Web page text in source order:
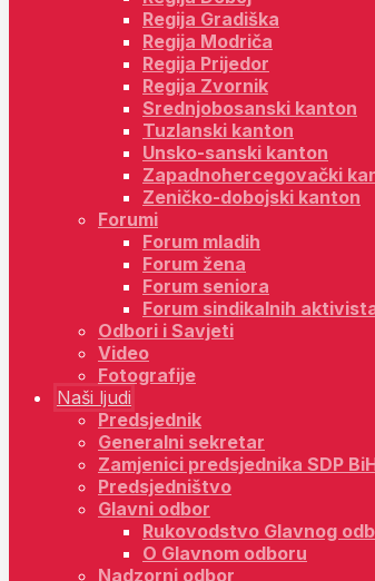
Regija Gradiška
Regija Modriča
Regija Prijedor
Regija Zvornik
Srednjobosanski kanton
Tuzlanski kanton
Unsko-sanski kanton
Zapadnohercegovački
Zeničko-dobojski kanton
Forumi
Forum mladih
Forum žena
Forum seniora
Forum sindikalnih
Odbori i Savjeti
Video
Fotografije
Naši ljudi
Predsjednik
Generalni sekretar
Zamjenici predsjednika SDP
Predsjedništvo
Glavni odbor
Rukovodstvo Glavnog
O Glavnom odboru
Nadzorni odbor